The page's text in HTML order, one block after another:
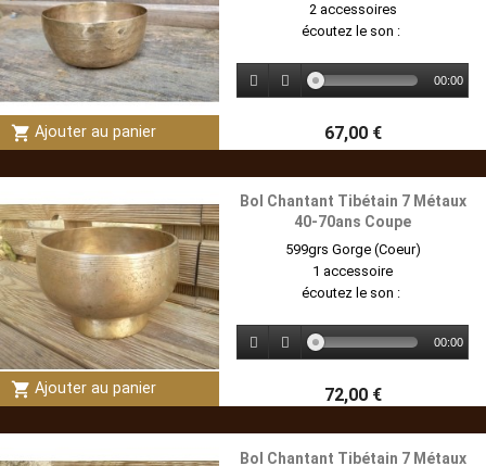
shopping_cart Ajouter au panier
2 accessoires
écoutez le son :
00:00
67,00 €
shopping_cart Ajouter au panier
Bol Chantant Tibétain 7 Métaux
40-70ans Coupe
599grs Gorge (Coeur)
1 accessoire
écoutez le son :
00:00
72,00 €
Bol Chantant Tibétain 7 Métaux